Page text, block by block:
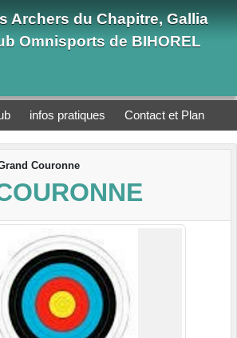
Archers du Chapitre, Gallia
Omnisports de BIHOREL
infos pratiques Contact et Plan
Couronne
cookies